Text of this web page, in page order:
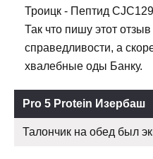
Троицк - Пептид
Так что пишу этот
справедливости, а
хвалебные оды Банку.
Pro 5 Protein Изербаш
Талончик на обед был